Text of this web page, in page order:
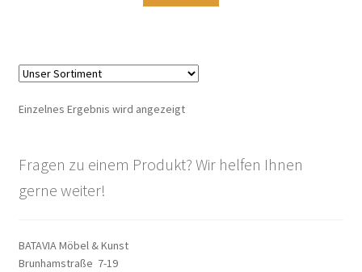
Warenkorb
Widerrufsbelehrung
Zahlungsarten
Einzelnes Ergebnis wird angezeigt
Fragen zu einem Produkt? Wir helfen Ihnen
gerne weiter!
BATAVIA Möbel & Kunst
Brunhamstraße 7-19